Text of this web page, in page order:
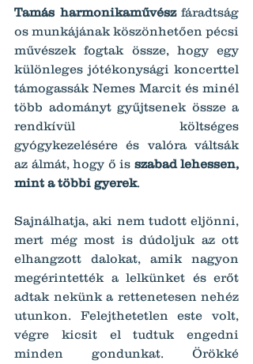
Tamás harmonikaművész fáradtság
os munkájának köszönhetően pécsi
művészek fogtak össze, hogy egy
különleges jótékonysági koncerttel
támogassák Nemes Marcit és minél
több adományt gyűjtsenek össze a
rendkívül költséges
gyógykezelésére és valóra váltsák
az álmát, hogy ő is szabad lehessen,
mint a többi gyerek.
Sajnálhatja, aki nem tudott eljönni,
mert még most is dúdoljuk az ott
elhangzott dalokat, amik nagyon
megérintették a lelkünket és erőt
adtak nekünk a rettenetesen nehéz
utunkon. Felejthetetlen este volt,
végre kicsit el tudtuk engedni
minden gondunkat. Örökké